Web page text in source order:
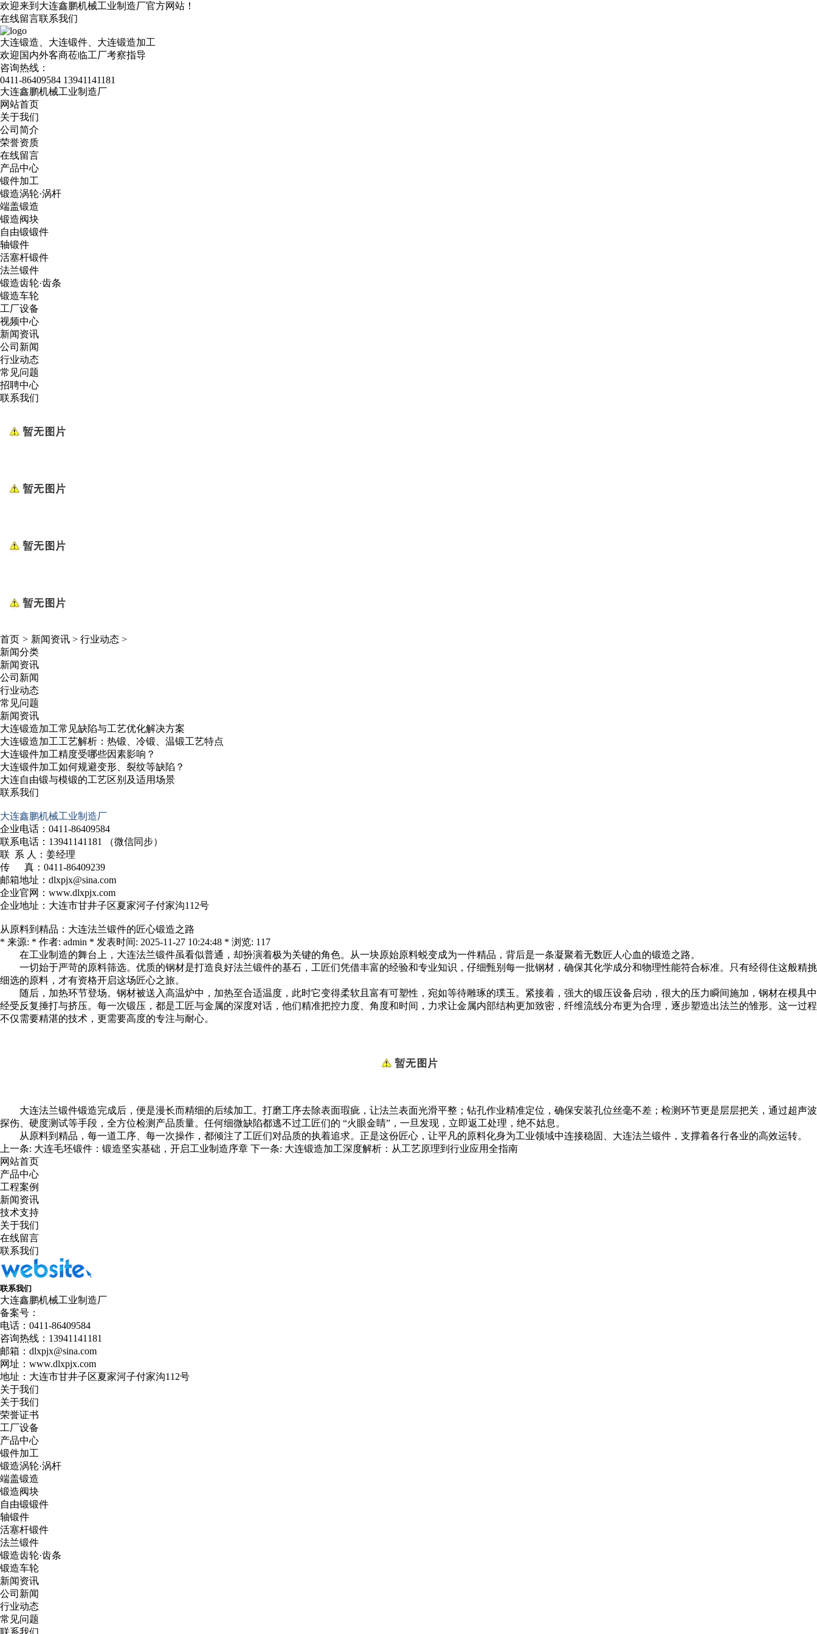
欢迎来到大连鑫鹏机械工业制造厂官方网站！
在线留言联系我们
大连锻造、大连锻件、大连锻造加工
欢迎国内外客商莅临工厂考察指导
咨询热线：
0411-86409584 13941141181
大连鑫鹏机械工业制造厂
网站首页
关于我们
公司简介
荣誉资质
在线留言
产品中心
锻件加工
锻造涡轮·涡杆
端盖锻造
锻造阀块
自由锻锻件
轴锻件
活塞杆锻件
法兰锻件
锻造齿轮·齿条
锻造车轮
工厂设备
视频中心
新闻资讯
公司新闻
行业动态
常见问题
招聘中心
联系我们
首页 > 新闻资讯 > 行业动态 >
新闻分类
新闻资讯
公司新闻
行业动态
常见问题
新闻资讯
大连锻造加工常见缺陷与工艺优化解决方案
大连锻造加工工艺解析：热锻、冷锻、温锻工艺特点
大连锻件加工精度受哪些因素影响？
大连锻件加工如何规避变形、裂纹等缺陷？
大连自由锻与模锻的工艺区别及适用场景
联系我们
大连鑫鹏机械工业制造厂
企业电话：0411-86409584
联系电话：13941141181 （微信同步）
联 系 人：姜经理
传 真：0411-86409239
邮箱地址：dlxpjx@sina.com
企业官网：www.dlxpjx.com
企业地址：大连市甘井子区夏家河子付家沟112号
从原料到精品：大连法兰锻件的匠心锻造之路
* 来源: * 作者: admin * 发表时间: 2025-11-27 10:24:48 * 浏览: 117
在工业制造的舞台上， 大连法兰锻件虽看似普通，却扮演着极为关键的角色。从一块原始原料蜕变成为一件精品，背后是一条凝聚着无数匠人心血的锻造之路。
一切始于严苛的原料筛选。优质的钢材是打造良好法兰锻件的基石，工匠们凭借丰富的经验和专业知识，仔细甄别每一批钢材，确保其化学成分和物理性能符合标准。只有经得住这般精挑
细选的原料，才有资格开启这场匠心之旅。
随后，加热环节登场。钢材被送入高温炉中，加热至合适温度，此时它变得柔软且富有可塑性，宛如等待雕琢的璞玉。紧接着，强大的锻压设备启动，很大的压力瞬间施加，钢材在模具中
经受反复捶打与挤压。每一次锻压，都是工匠与金属的深度对话，他们精准把控力度、角度和时间，力求让金属内部结构更加致密，纤维流线分布更为合理，逐步塑造出法兰的雏形。这一过程
不仅需要精湛的技术，更需要高度的专注与耐心。
大连法兰锻件锻造完成后，便是漫长而精细的后续加工。打磨工序去除表面瑕疵，让法兰表面光滑平整；钻孔作业精准定位，确保安装孔位丝毫不差；检测环节更是层层把关，通过超声波
探伤、硬度测试等手段，全方位检测产品质量。任何细微缺陷都逃不过工匠们的 “火眼金睛”，一旦发现，立即返工处理，绝不姑息。
从原料到精品，每一道工序、每一次操作，都倾注了工匠们对品质的执着追求。正是这份匠心，让平凡的原料化身为工业领域中连接稳固、大连法兰锻件，支撑着各行各业的高效运转。
上一条: 大连毛坯锻件：锻造坚实基础，开启工业制造序章 下一条: 大连锻造加工深度解析：从工艺原理到行业应用全指南
网站首页
产品中心
工程案例
新闻资讯
技术支持
关于我们
在线留言
联系我们
联系我们
大连鑫鹏机械工业制造厂
备案号：
电话：0411-86409584
咨询热线：13941141181
邮箱：dlxpjx@sina.com
网址：www.dlxpjx.com
地址：大连市甘井子区夏家河子付家沟112号
关于我们
关于我们
荣誉证书
工厂设备
产品中心
锻件加工
锻造涡轮·涡杆
端盖锻造
锻造阀块
自由锻锻件
轴锻件
活塞杆锻件
法兰锻件
锻造齿轮·齿条
锻造车轮
新闻资讯
公司新闻
行业动态
常见问题
联系我们